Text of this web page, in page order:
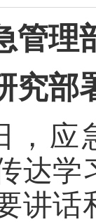
管理
究部
，应
达学
讲话